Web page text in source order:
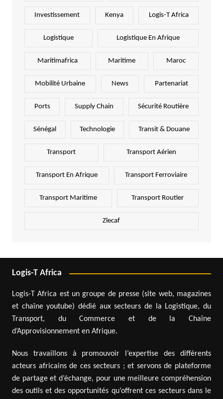
Investissement Kenya Logis-T Africa
Logistique Logistique En Afrique
Maritimafrica Maritime Maroc
Mobilité Urbaine News Partenariat
Ports Supply Chain Sécurité Routière
Sénégal Technologie Transit & Douane
Transport Transport Aérien
Transport En Afrique Transport Ferroviaire
Transport Maritime Transport Routier
Zlecaf
Logis-T Africa
Logis-T Africa est un groupe de presse (site web, magazines
et chaîne youtube) dédié aux secteurs de la Logistique, du
Transport, du Commerce et de la Chaîne
d’Approvisionnement en Afrique.
Nous travaillons à promouvoir l’expertise des différents
acteurs africains de ces secteurs ; et servons de plateforme
de partage et d’échange, pour une meilleure compréhension
des outils et des opportunités qu’offrent ces secteurs dans le